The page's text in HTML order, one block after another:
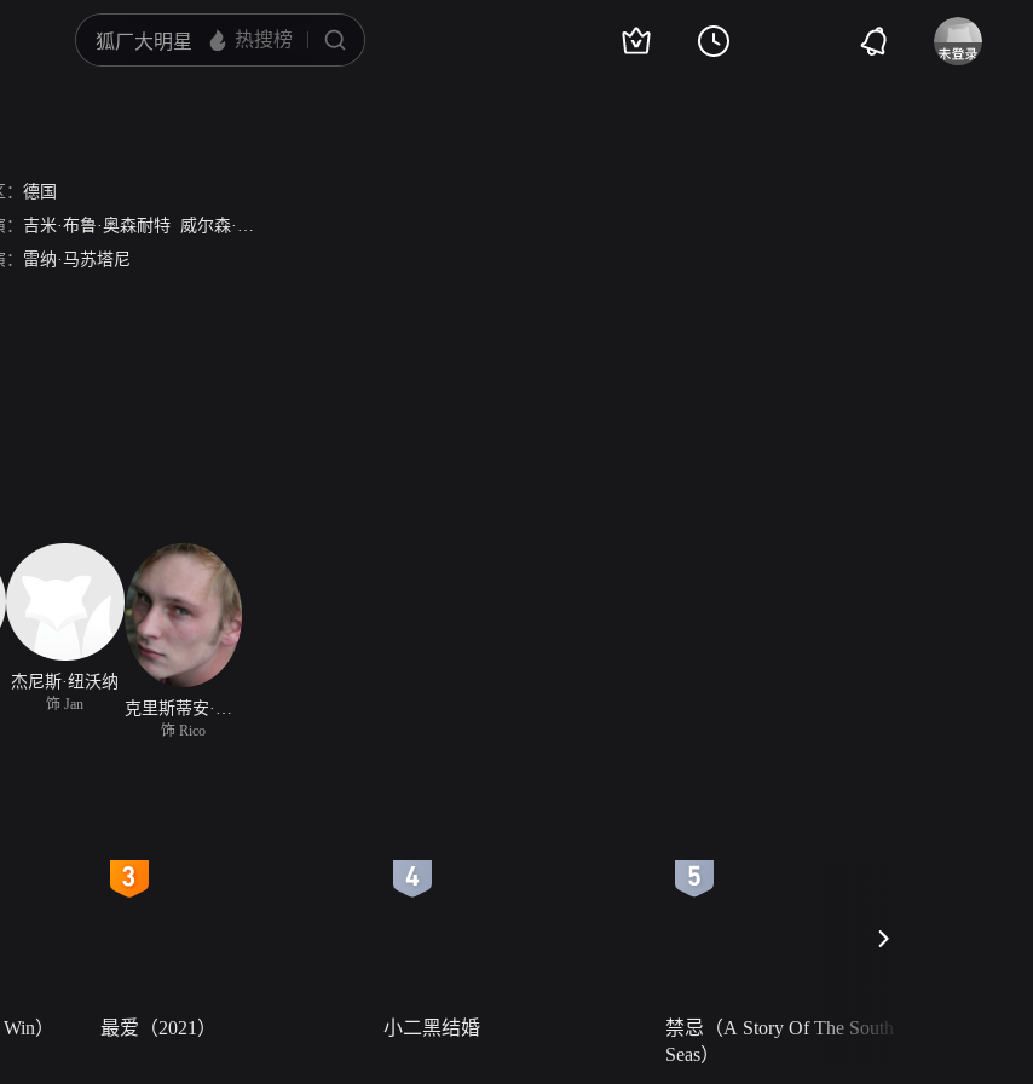
德国
吉米·布鲁·奥森耐特 威尔森·冈萨雷斯·奥森耐特
雷纳·马苏塔尼
杰尼斯·纽沃纳
饰 Jan
饰 Rico
） 最爱（2021） 小二黑结婚
禁忌（A Story Of The South
Seas）